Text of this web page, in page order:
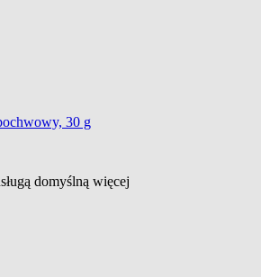
30 g
domyślną więcej